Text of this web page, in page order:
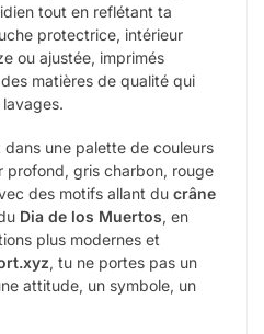
tout en reflétant ta
protectrice, intérieur
ou ajustée, imprimés
matières de qualité qui
une palette de couleurs
profond, gris charbon, rouge
des motifs allant du crâne
Dia de los Muertos, en
plus modernes et
, tu ne portes pas un
attitude, un symbole, un